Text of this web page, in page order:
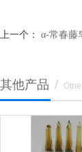
上一个： α-常春藤
其他产品 /